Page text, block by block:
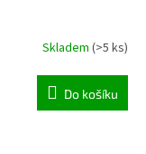
Skladem (>5 ks)
Do košíku